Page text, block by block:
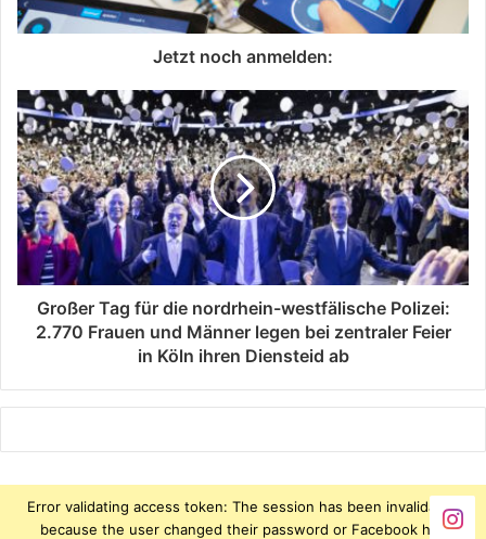
Jetzt noch anmelden:
Großer Tag für die nordrhein-westfälische Polizei:
2.770 Frauen und Männer legen bei zentraler Feier
in Köln ihren Diensteid ab
Error validating access token: The session has been invalidated
because the user changed their password or Facebook has